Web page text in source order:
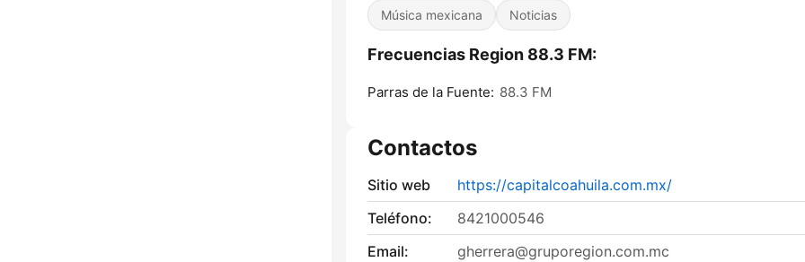
Música mexicana Noticias
Frecuencias Region 88.3 FM:
Parras de la Fuente: 88.3 FM
Contactos
Sitio web
https://capitalcoahuila.com.mx/
Teléfono:
8421000546
Email:
gherrera@gruporegion.com.mc